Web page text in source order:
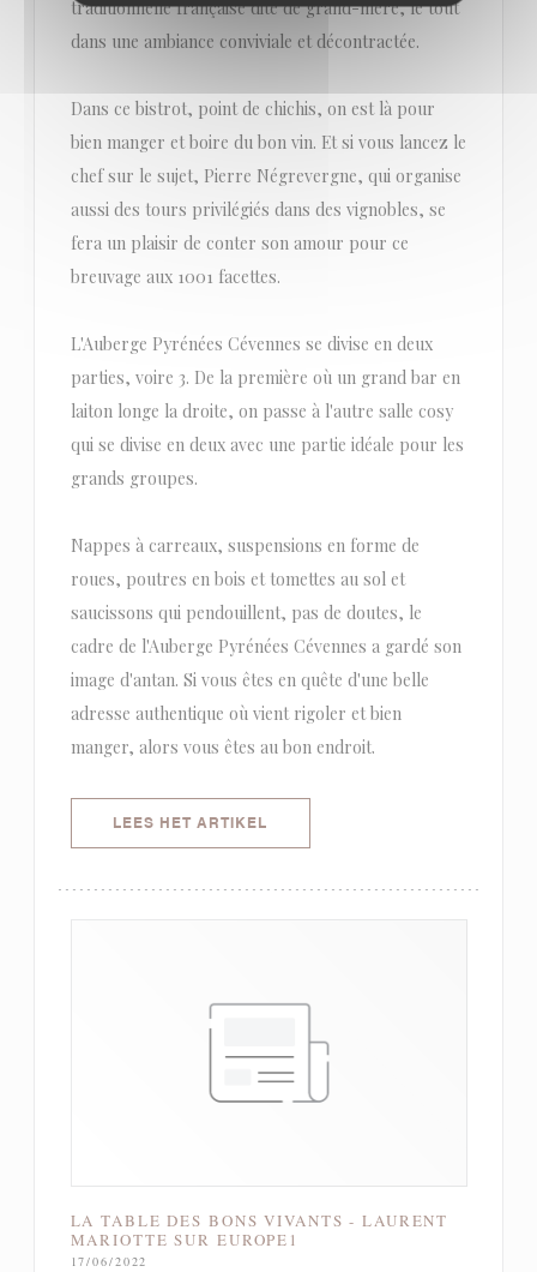
traditionnelle française dite de grand-mère, le tout
dans une ambiance conviviale et décontractée.
Dans ce bistrot, point de chichis, on est là pour
bien manger et boire du bon vin. Et si vous lancez le
chef sur le sujet, Pierre Négrevergne, qui organise
aussi des tours privilégiés dans des vignobles, se
fera un plaisir de conter son amour pour ce
breuvage aux 1001 facettes.
L'Auberge Pyrénées Cévennes se divise en deux
parties, voire 3. De la première où un grand bar en
laiton longe la droite, on passe à l'autre salle cosy
qui se divise en deux avec une partie idéale pour les
grands groupes.
Nappes à carreaux, suspensions en forme de
roues, poutres en bois et tomettes au sol et
saucissons qui pendouillent, pas de doutes, le
cadre de l'Auberge Pyrénées Cévennes a gardé son
image d'antan. Si vous êtes en quête d'une belle
adresse authentique où vient rigoler et bien
manger, alors vous êtes au bon endroit.
LEES HET ARTIKEL
LA TABLE DES BONS VIVANTS - LAURENT
MARIOTTE SUR EUROPE1
17/06/2022